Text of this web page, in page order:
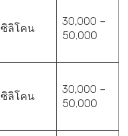
ซิลิโคน
30,000 –
50,000
ซิลิโคน
30,000 –
50,000